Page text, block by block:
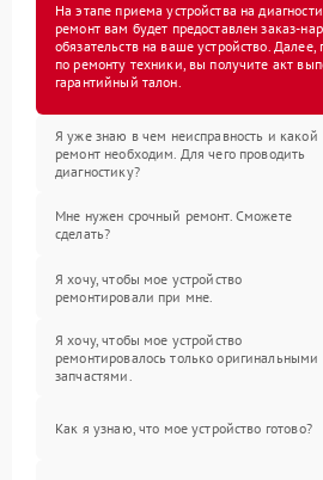
На этапе приема устройства на
ремонт вам будет предоставлен заказ-
обязательств на ваше устройство.
по ремонту техники, вы получите акт
гарантийный талон.
Я уже знаю в чем неисправность и какой
ремонт необходим. Для чего проводить
диагностику?
Мне нужен срочный ремонт. Сможете
сделать?
Я хочу, чтобы мое устройство
ремонтировали при мне.
Я хочу, чтобы мое устройство
ремонтировалось только оригинальными
запчастями.
Как я узнаю, что мое устройство готово?